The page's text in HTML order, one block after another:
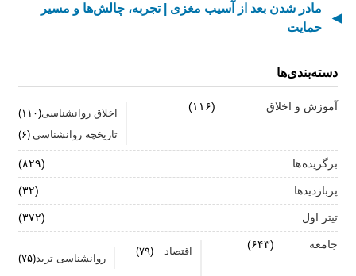
مادر شدن بعد از آسیب مغزی | تجربه، چالش‌ها و مسیر
حمایت
رهبران خاکستری | وقتی خم کردن قوانین، قدرت می‌آورد
فناوری‌های نوین جایگزین تجربه انسانی در روان‌شناسی
نیستند
روان‌شناسی زرد | جاذبه‌ها، چالش‌ها و آسیب‌ها
دسته‌بندی‌ها
آموزش و اخلاق (۱۱۶)
اخلاق روانشناسی(۱۱۰)
تاریخچه روانشناسی (۶)
برگزیده ها (۸۲۹)
پربازدیدها (۳۲)
تیتر اول (۳۷۲)
جامعه (۶۴۳)
اقتصاد (۷۹)
روانشناسی ترید(۷۵)